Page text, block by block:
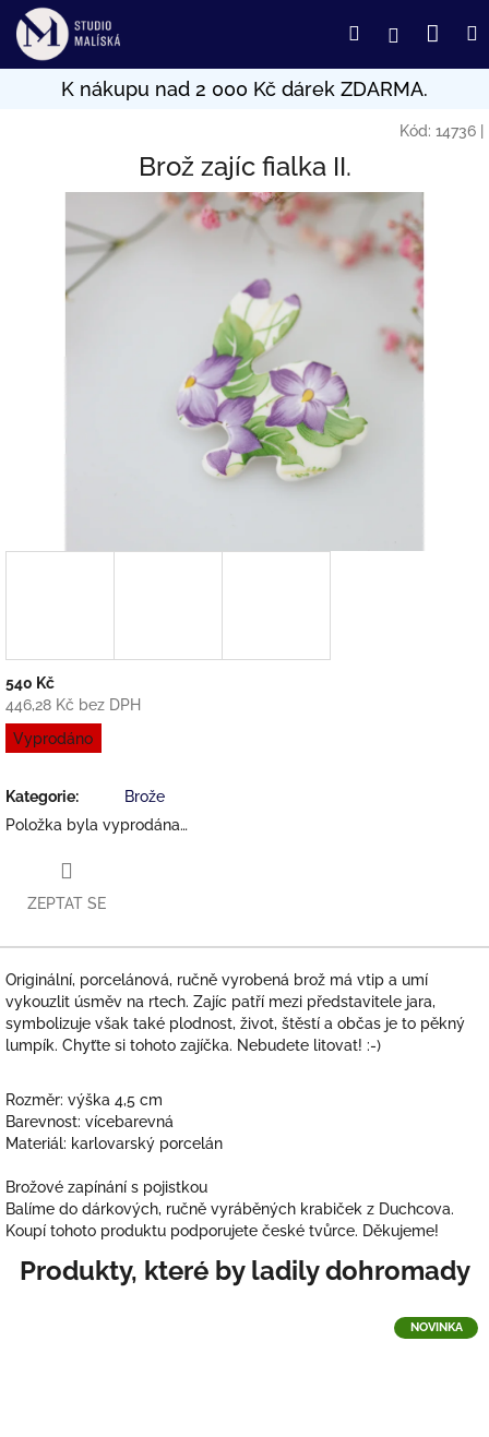
Přejít
obsah
HledatPřihlášení
Kód: 14736
Brož zajíc fialka II.
540 Kč
446,28 Kč bez DPH
Měrná
cena:
Vyprodáno
Kategorie:
Brože
Položka byla vyprodána…
ZEPTAT SE
Originální, porcelánová, ručně vyrobená brož má vtip a umí
vykouzlit úsměv na rtech. Zajíc patří mezi představitele jara,
symbolizuje však také plodnost, život, štěstí a občas je to pěkný
lumpík. Chyťte si tohoto zajíčka. Nebudete litovat! :-)
Rozměr: výška 4,5 cm
Barevnost: vícebarevná
Materiál: karlovarský porcelán
Brožové zapínání s pojistkou
Balíme do dárkových, ručně vyráběných krabiček z Duchcova.
Koupí tohoto produktu podporujete české tvůrce. Děkujeme!
NOVINKA